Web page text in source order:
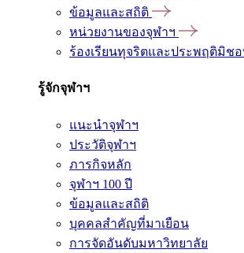
ข้อมูลและสถิติ
หน่วยงานของจุฬาฯ
ร้องเรียนทุจริตและประพฤติมิช
รู้จักจุฬาฯ
แนะนำจุฬาฯ
ประวัติจุฬาฯ
ภารกิจหลัก
จุฬาฯ 100 ปี
ข้อมูลและสถิติ
บุคคลสำคัญที่มาเยือน
การจัดอันดับมหาวิทยาลัย